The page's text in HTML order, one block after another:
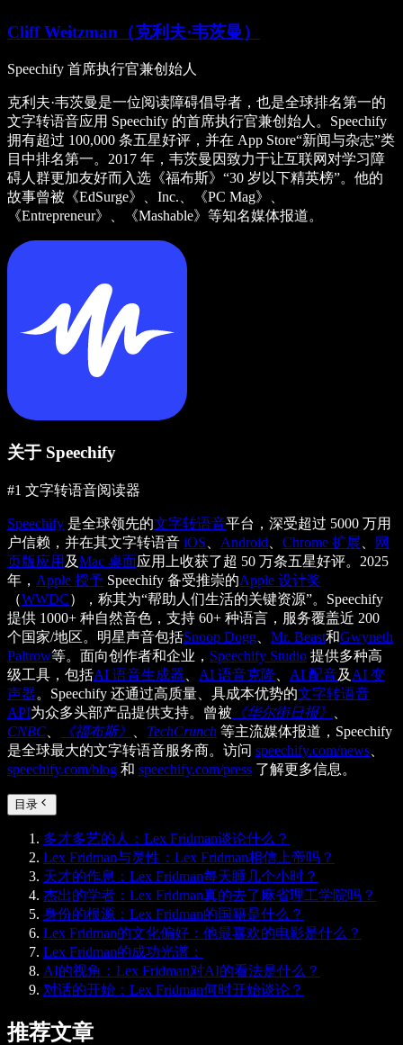
Cliff Weitzman（克利夫·韦茨曼）
Speechify 首席执行官兼创始人
克利夫·韦茨曼是一位阅读障碍倡导者，也是全球排名第一的
文字转语音应用 Speechify 的首席执行官兼创始人。Speechify
拥有超过 100,000 条五星好评，并在 App Store“新闻与杂志”类
目中排名第一。2017 年，韦茨曼因致力于让互联网对学习障
碍人群更加友好而入选《福布斯》“30 岁以下精英榜”。他的
故事曾被《EdSurge》、Inc.、《PC Mag》、
《Entrepreneur》、《Mashable》等知名媒体报道。
关于 Speechify
#1 文字转语音阅读器
Speechify 是全球领先的文字转语音平台，深受超过 5000 万用
户信赖，并在其文字转语音 iOS Android Chrome 扩展
网
页版应用 及Mac 桌面应用上收获了超 50 万条五星好评。2025
年， Apple 授予 Speechify 备受推崇的Apple 设计奖
（WWDC），称其为“帮助人们生活的关键资源”。Speechify
提供 1000+ 种自然音色，支持 60+ 种语言，服务覆盖近 200
个国家/地区。明星声音包括Snoop Dogg Mr. Beast和Gwyneth
Paltrow等。面向创作者和企业， Speechify Studio 提供多种高
级工具，包括AI 语音生成器 AI 语音克隆 AI 配音及 AI 变
声器。Speechify 还通过高质量、具成本优势的文字转语音
API为众多头部产品提供支持。曾被 《华尔街日报》
CNBC
《福布斯》 TechCrunch 等主流媒体报道，Speechify
是全球最大的文字转语音服务商。访问 speechify.com/news
speechify.com/blog 和 speechify.com/press 了解更多信息。
目录
多才多艺的人：Lex Fridman谈论什么？
Lex Fridman与灵性：Lex Fridman相信上帝吗？
天才的作息：Lex Fridman每天睡几个小时？
杰出的学者：Lex Fridman真的去了麻省理工学院吗？
身份的根源：Lex Fridman的国籍是什么？
Lex Fridman的文化偏好：他最喜欢的电影是什么？
Lex Fridman的成功光谱：
AI的视角：Lex Fridman对AI的看法是什么？
对话的开始：Lex Fridman何时开始谈论？
推荐文章